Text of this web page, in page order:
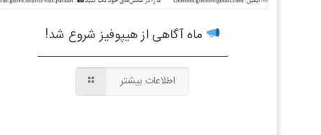
ماه آگاهی از هیپوفیز شروع شد!
اطلاعات بیشتر